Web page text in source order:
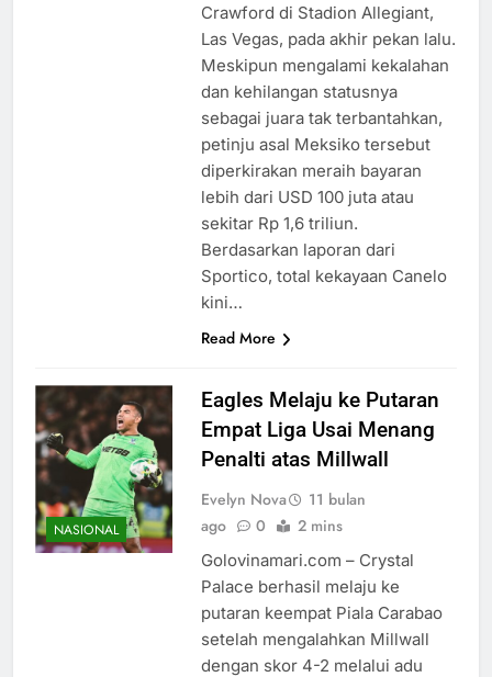
Crawford di Stadion Allegiant,
Las Vegas, pada akhir pekan lalu.
Meskipun mengalami kekalahan
dan kehilangan statusnya
sebagai juara tak terbantahkan,
petinju asal Meksiko tersebut
diperkirakan meraih bayaran
lebih dari USD 100 juta atau
sekitar Rp 1,6 triliun.
Berdasarkan laporan dari
Sportico, total kekayaan Canelo
kini…
Read More
NASIONAL
Eagles Melaju ke Putaran
Empat Liga Usai Menang
Penalti atas Millwall
Evelyn Nova
11 bulan
ago
0 2 mins
Golovinamari.com – Crystal
Palace berhasil melaju ke
putaran keempat Piala Carabao
setelah mengalahkan Millwall
dengan skor 4-2 melalui adu